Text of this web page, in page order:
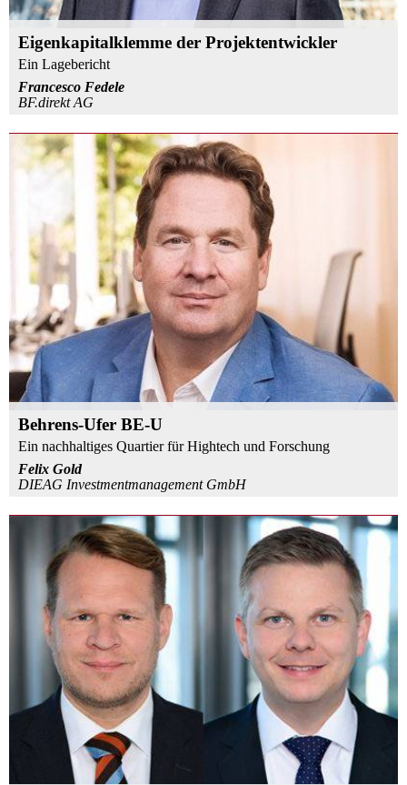
Eigenkapitalklemme der Projektentwickler
Ein Lagebericht
Francesco Fedele
BF.direkt AG
Behrens-Ufer BE-U
Ein nachhaltiges Quartier für Hightech und Forschung
Felix Gold
DIEAG Investmentmanagement GmbH